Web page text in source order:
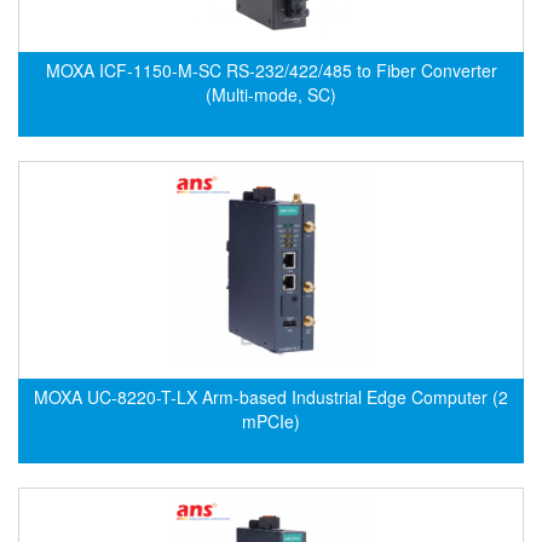
Elektrophysik Vietnam
ELETTA
ELMESS-Thermosystemtechnik
Eltex-Elektrostatik
ELVEM Vietnam
MOXA ICF-1150-M-SC RS-232/422/485 to Fiber Converter
(Multi-mode, SC)
MOXA UC-8220-T-LX Arm-based Industrial Edge Computer (2
mPCIe)